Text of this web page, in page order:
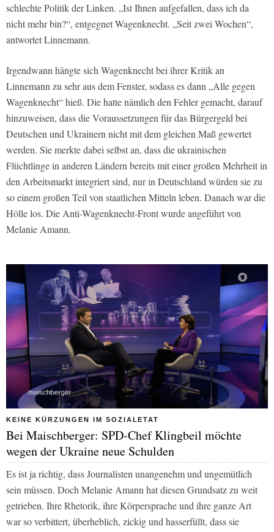
schlechte Politik der Linken. „Ist Ihnen aufgefallen, dass ich da
nicht mehr bin?“, entgegnet Wagenknecht. „Seit zwei Wochen“,
antwortet Linnemann.
Irgendwann hängte sich Wagenknecht bei ihrer Kritik an
Linnemann zu sehr aus dem Fenster, sodass es dann „Alle gegen
Wagenknecht“ hieß. Die hatte nämlich den Fehler gemacht, darauf
hinzuweisen, dass die Voraussetzungen für das Bürgergeld bei
Deutschen und Ukrainern nicht mit dem gleichen Maß gewertet
werden. Sie merkte dabei selbst an, dass die ukrainischen
Flüchtlinge in anderen Ländern bereits mit einer großen Mehrheit in
den Arbeitsmarkt integriert sind, nur in Deutschland würden sie zu
so einem großen Teil von staatlichen Mitteln leben. Danach war die
Hölle los. Die Anti-Wagenknecht-Front wurde angeführt von
Melanie Amann.
KEINE KÜRZUNGEN IM SOZIALETAT
Bei Maischberger: SPD-Chef Klingbeil möchte
wegen der Ukraine neue Schulden
Es ist ja richtig, dass Journalisten unangenehm und ungemütlich
sein müssen. Doch Melanie Amann hat diesen Grundsatz zu weit
getrieben. Ihre Rhetorik, ihre Körpersprache und ihre ganze Art
war so verbittert, überheblich, zickig und hasserfüllt, dass sie